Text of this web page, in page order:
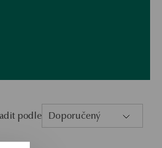
se čtyřmi sloupci
se dvěma sloupci
podle Doporučený